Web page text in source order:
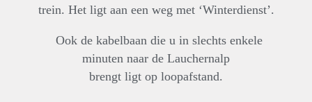
trein. Het ligt aan een weg met ‘Winterdienst’.
Ook de kabelbaan die u in slechts enkele
minuten naar de Lauchernalp
brengt ligt op loopafstand.